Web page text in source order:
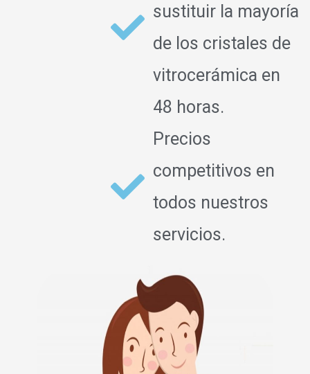
sustituir la mayoría
de los cristales de
vitrocerámica en
48 horas.
Precios
competitivos en
todos nuestros
servicios.